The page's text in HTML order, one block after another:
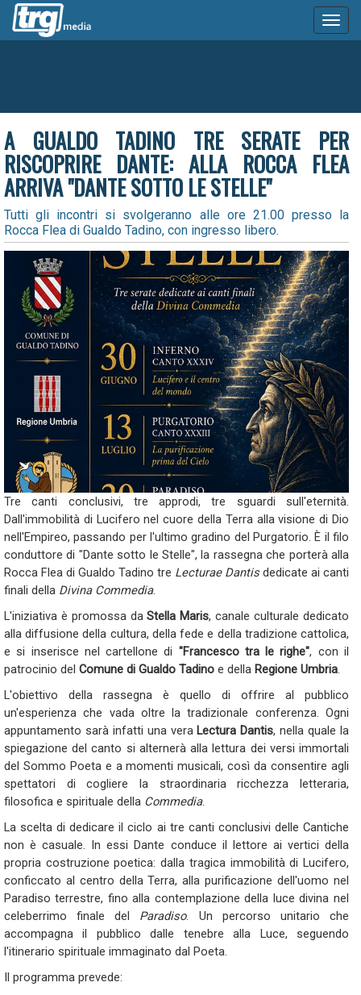
A GUALDO TADINO TRE SERATE PER
RISCOPRIRE DANTE: ALLA ROCCA FLEA
ARRIVA "DANTE SOTTO LE STELLE"
Tutti gli incontri si svolgeranno alle ore 21.00 presso la
Rocca Flea di Gualdo Tadino, con ingresso libero.
Tre canti conclusivi, tre approdi, tre sguardi sull'eternità.
Dall'immobilità di Lucifero nel cuore della Terra alla visione di Dio
nell'Empireo, passando per l'ultimo gradino del Purgatorio. È il filo
conduttore di "Dante sotto le Stelle", la rassegna che porterà alla
Rocca Flea di Gualdo Tadino tre Lecturae Dantis dedicate ai canti
finali della Divina Commedia.
L'iniziativa è promossa daStella Maris, canale culturale dedicato
alla diffusione della cultura, della fede e della tradizione cattolica,
e si inserisce nel cartellone di "Francesco tra le righe", con il
patrocinio del Comune di Gualdo Tadino e della Regione Umbria.
L'obiettivo della rassegna è quello di offrire al pubblico
un'esperienza che vada oltre la tradizionale conferenza. Ogni
appuntamento sarà infatti una vera Lectura Dantis, nella quale la
spiegazione del canto si alternerà alla lettura dei versi immortali
del Sommo Poeta e a momenti musicali, così da consentire agli
spettatori di cogliere la straordinaria ricchezza letteraria,
filosofica e spirituale della Commedia.
La scelta di dedicare il ciclo ai tre canti conclusivi delle Cantiche
non è casuale. In essi Dante conduce il lettore ai vertici della
propria costruzione poetica: dalla tragica immobilità di Lucifero,
conficcato al centro della Terra, alla purificazione dell'uomo nel
Paradiso terrestre, fino alla contemplazione della luce divina nel
celeberrimo finale del Paradiso. Un percorso unitario che
accompagna il pubblico dalle tenebre alla Luce, seguendo
l'itinerario spirituale immaginato dal Poeta.
Il programma prevede: